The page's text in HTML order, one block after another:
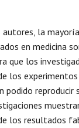
autores, la
en medicina
que los
los
podido reproducir
los resultados